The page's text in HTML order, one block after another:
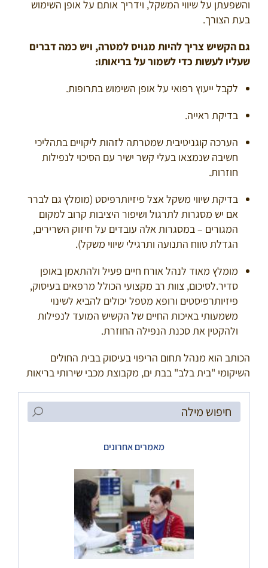
והשפעתן על שיווי המשקל, וידריך אותם על אופן השימוש
בעת הצורך.
גם הקשיש צריך להיות מגויס למטרה, ויש כמה דברים
שעליו לעשות כדי לשמור על בריאותו:
לקבל ייעוץ רפואי על אופן השימוש בתרופות.
בדיקת ראייה.
הערכה קוגניטיבית שמטרתה לזהות ליקויים בתהליכי
חשיבה שנמצאו בעלי קשר ישיר עם הסיכוי לנפילות
חוזרות.
בדיקת שיווי משקל אצל פיזיותרפיסט (מומלץ גם לברר
אם יש מסגרות לתרגול ושיפור היציבות קרוב למקום
המגורים – במסגרות אלה עובדים על חיזוק השרירים,
הגדלת טווח התנועה ותרגילי שיווי משקל).
מומלץ מאוד לנהל אורח חיים פעיל ולהתאמן באופן
סדיר.לסיכום, צוות רב מקצועי הכולל מרפאים בעיסוק,
פיזיותרפיסטים ורופא מטפל יכולים להביא לשינוי
משמעותי באיכות החיים של הקשיש המועד לנפילות
ולהקטין את סכנת הנפילה החוזרת.
הכותב הוא מנהל תחום הריפוי בעיסוק בבית החולים
השיקומי "בית בלב" בבת ים, מקבוצת מכבי שירותי בריאות
Search
for:
מאמרים אחרונים